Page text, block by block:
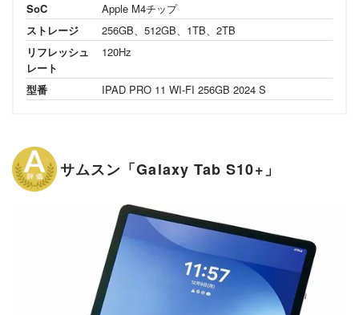
SoC
Apple M4チップ
ストレージ
256GB、512GB、1TB、2TB
リフレッシュ
レート
120Hz
型番 IPAD PRO 11 WI-FI 256GB 2024 S
サムスン「Galaxy Tab S10+」